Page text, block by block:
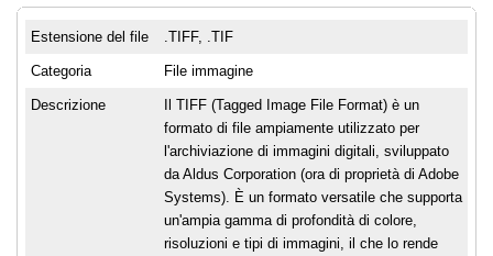
Estensione del file .TIFF, .TIF
Categoria File immagine
Descrizione
Il TIFF (Tagged Image File Format) è un
formato di file ampiamente utilizzato per
l'archiviazione di immagini digitali, sviluppato
da Aldus Corporation (ora di proprietà di Adobe
Systems). È un formato versatile che supporta
un'ampia gamma di profondità di colore,
risoluzioni e tipi di immagini, il che lo rende